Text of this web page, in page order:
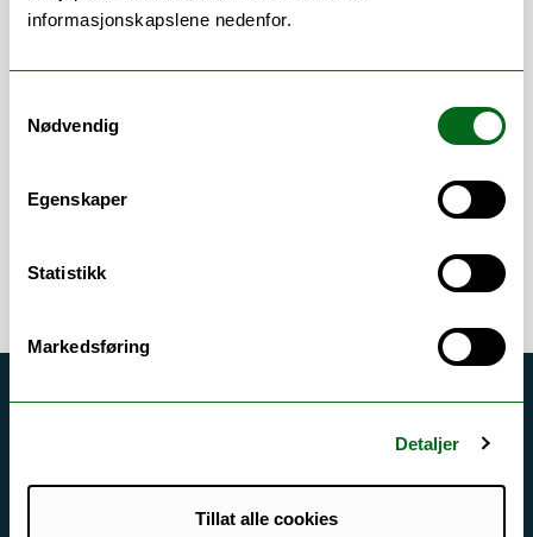
informasjonskapslene nedenfor.
Nødvendig
Egenskaper
Statistikk
Markedsføring
Detaljer
Tillat alle cookies
Stillingsbeskrivelse
helseforskning (SSHF)
3
Akutt hjelp
Driftsmeldinger